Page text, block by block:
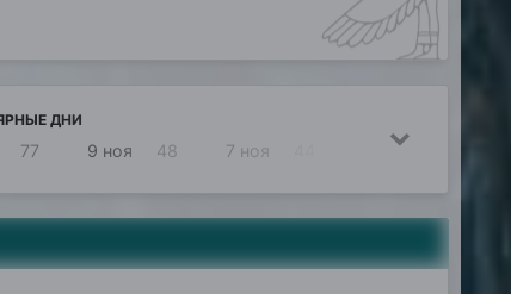
ДНИ
77 9 ноя 48 7 ноя 11 ноя